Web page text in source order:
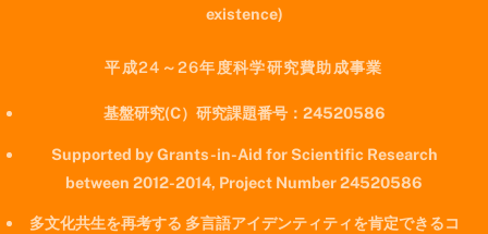
existence)
平成24～26年度科学研究費助成事業
基盤研究(C）研究課題番号：24520586
Supported by Grants-in-Aid for Scientific Research
between 2012-2014, Project Number 24520586
多文化共生を再考する 多言語アイデンティティを肯定できるコ